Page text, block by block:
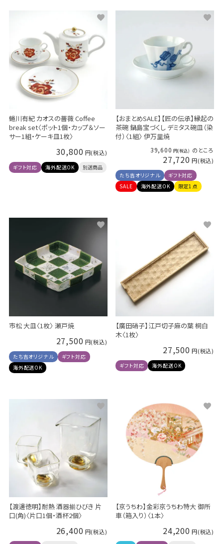
蜷川有紀 カオスの薔薇 Coffee
break set〈ポット1個・カップ＆ソー
サー1組・ケーキ皿1枚〉
30,800
ギフト対応 海外配送OK 別送商品
【おまとめSALE】【匠の伝承】縁起の
茶碗 鍋島宝づくし デミタス碗皿（染
付）〈1組〉 伊万里焼
39,600 のところ
27,720
たち吉オリジナル
ギフト対応
SALE
海外配送OK 限定1点
市松 大皿〈1枚〉 瀬戸焼
27,500
たち吉オリジナル
ギフト対応
海外配送OK
【廣田硝子】江戸切子麻の葉 桐白
木〈1枚〉
27,500
ギフト対応 海外配送OK
【渡邊徳明】耐熱 酒器揃ひびき 片
口(角)〈片口1個・酒杯2個〉
26,400
【京うちわ】金彩京うちわ特大 御所
車（箱入り）〈1本〉
24,200